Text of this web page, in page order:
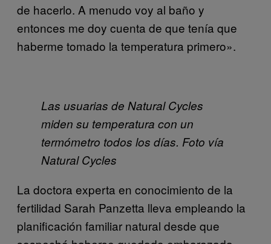
de hacerlo. A menudo voy al baño y
entonces me doy cuenta de que tenía que
haberme tomado la temperatura primero».
Las usuarias de Natural Cycles
miden su temperatura con un
termómetro todos los días. Foto vía
Natural Cycles
La doctora experta en conocimiento de la
fertilidad Sarah Panzetta lleva empleando la
planificación familiar natural desde que